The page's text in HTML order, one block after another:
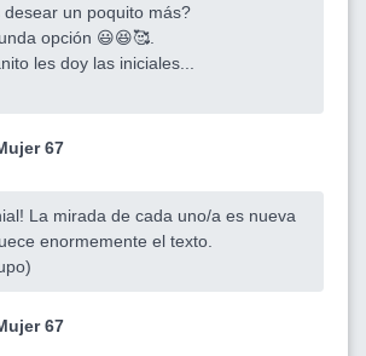
un poquito más?
opción 😃😆🥰.
les doy las iniciales...
67
La mirada de cada uno/a es nueva
enormemente el texto.
67